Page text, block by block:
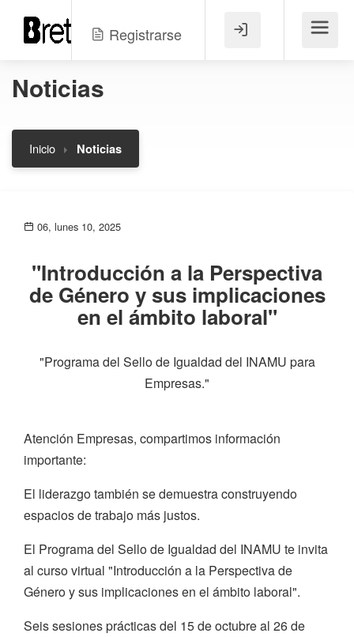
Registrarse Menú
Noticias
Inicio Noticias
06, lunes 10, 2025
"Introducción a la Perspectiva
de Género y sus implicaciones
en el ámbito laboral"
"Programa del Sello de Igualdad del INAMU para
Empresas."
Atención Empresas, compartimos información
importante:
El liderazgo también se demuestra construyendo
espacios de trabajo más justos.
El Programa del Sello de Igualdad del INAMU te invita
al curso virtual "Introducción a la Perspectiva de
Género y sus implicaciones en el ámbito laboral".
Seis sesiones prácticas del 15 de octubre al 26 de